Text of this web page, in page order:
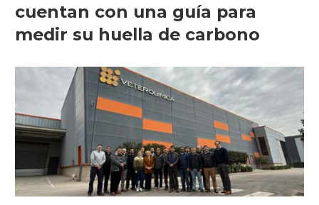
cuentan con una guía para
medir su huella de carbono